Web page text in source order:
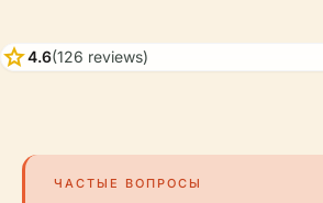
star4.6(126 reviews)
ЧАСТЫЕ ВОПРОСЫ